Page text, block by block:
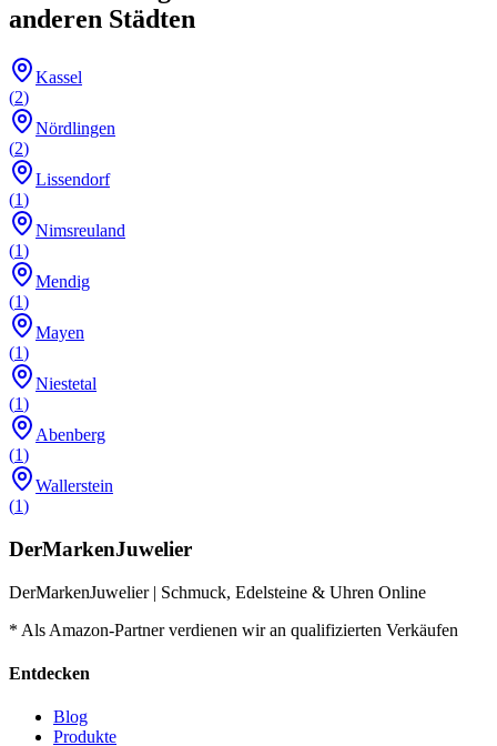
anderen Städten
Kassel
(2)
Nördlingen
(2)
Lissendorf
(1)
Nimsreuland
(1)
Mendig
(1)
Mayen
(1)
Niestetal
(1)
Abenberg
(1)
Wallerstein
(1)
DerMarkenJuwelier
DerMarkenJuwelier | Schmuck, Edelsteine & Uhren Online
* Als Amazon-Partner verdienen wir an qualifizierten Verkäufen
Entdecken
Blog
Produkte